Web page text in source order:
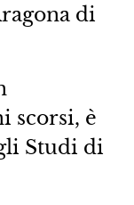
di
scorsi, è
Studi di